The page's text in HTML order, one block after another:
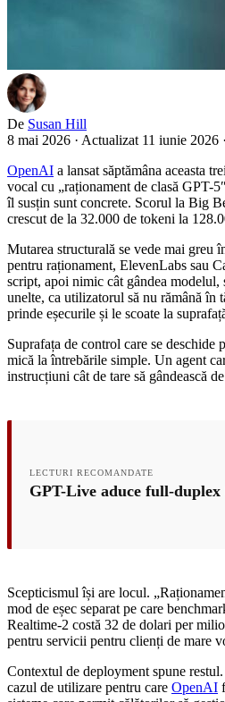
De Susan Hill
8 mai 2026 · Actualizat 11 iunie 2026 ·
OpenAI a lansat săptămâna aceasta
vocal cu „raționament de clasă GPT-
îl susțin sunt concrete. Scorul la Big
crescut de la 32.000 de tokeni la
Mutarea structurală se vede mai
pentru raționament, ElevenLabs sau
script, apoi nimic cât gândea modelul,
unelte, ca utilizatorul să nu rămână în
prinde eșecurile și le scoate la
Suprafața de control care se
mică la întrebările simple. Un agent
instrucțiuni cât de tare să gândească
LECTURI RECOMANDATE
GPT-Live aduce full-
Scepticismul își are locul.
mod de eșec separat pe care
Realtime-2 costă 32 de dolari per
pentru servicii pentru clienți de mare
Contextul de deployment spune
cazul de utilizare pentru care OpenAI